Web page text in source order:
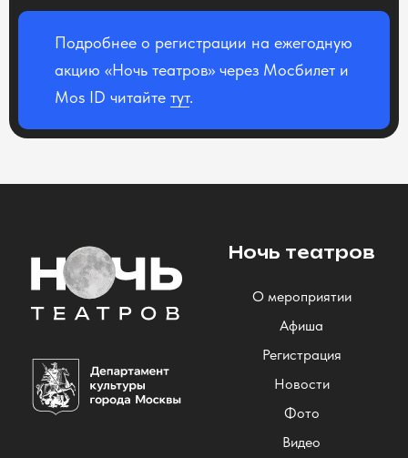
Подробнее о регистрации на ежегодную
акцию «Ночь театров» через Мосбилет и
Mos ID читайте тут.
Ночь театров
О мероприятии
Афиша
Регистрация
Новости
Фото
Видео